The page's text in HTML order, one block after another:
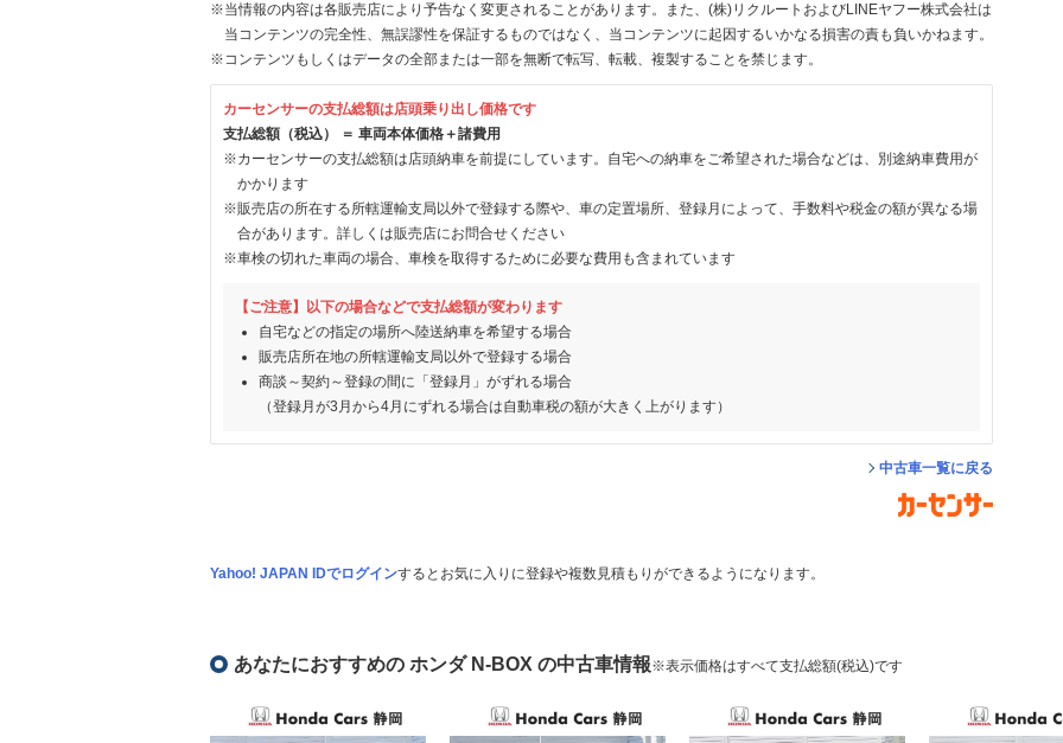
※当情報の内容は各販売店により予告なく変更されることがあります。また、(株)リクルートおよびLINEヤフー株式会社は
当コンテンツの完全性、無誤謬性を保証するものではなく、当コンテンツに起因するいかなる損害の責も負いかねます。
※コンテンツもしくはデータの全部または一部を無断で転写、転載、複製することを禁じます。
カーセンサーの支払総額は店頭乗り出し価格です
支払総額（税込） ＝ 車両本体価格＋諸費用
※カーセンサーの支払総額は店頭納車を前提にしています。自宅への納車をご希望された場合などは、別途納車費用が
かかります
※販売店の所在する所轄運輸支局以外で登録する際や、車の定置場所、登録月によって、手数料や税金の額が異なる場
合があります。詳しくは販売店にお問合せください
※車検の切れた車両の場合、車検を取得するために必要な費用も含まれています
【ご注意】以下の場合などで支払総額が変わります
自宅などの指定の場所へ陸送納車を希望する場合
販売店所在地の所轄運輸支局以外で登録する場合
商談～契約～登録の間に「登録月」がずれる場合
（登録月が3月から4月にずれる場合は自動車税の額が大きく上がります）
中古車一覧に戻る
Yahoo! JAPAN IDでログインするとお気に入りに登録や複数見積もりができるようになります。
あなたにおすすめの ホンダ N-BOX の中古車情報※表示価格はすべて支払総額(税込)です